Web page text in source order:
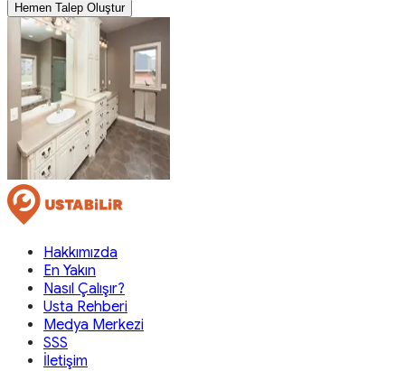
Hemen Talep Oluştur
Hakkımızda
En Yakın
Nasıl Çalışır?
Usta Rehberi
Medya Merkezi
SSS
İletişim